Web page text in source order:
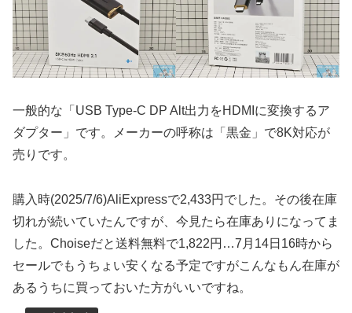
一般的な「USB Type-C DP Alt出力をHDMIに変換するア
ダプター」です。メーカーの呼称は「黒金」で8K対応が
売りです。
購入時(2025/7/6)AliExpressで2,433円でした。その後在庫
切れが続いていたんですが、今見たら在庫ありになってま
した。Choiseだと送料無料で1,822円…7月14日16時から
セールでもうちょい安くなる予定ですがこんなもん在庫が
あるうちに買っておいた方がいいですね。